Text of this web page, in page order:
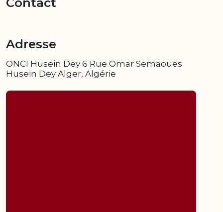
Adresse
ONCI Husein Dey 6 Rue Omar Semaoues
Husein Dey Alger, Algérie